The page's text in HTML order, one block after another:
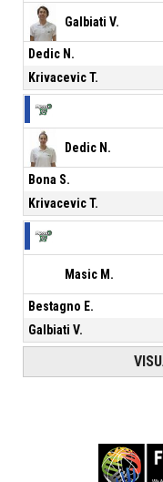
Galbiati V.
Dedic N.
Krivacevic T.
Dedic N.
Bona S.
Krivacevic T.
Masic M.
Bestagno E.
Galbiati V.